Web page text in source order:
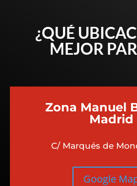
¿QUÉ
MEJOR
Zona Manuel
Madrid
C/ Marqués de
Google